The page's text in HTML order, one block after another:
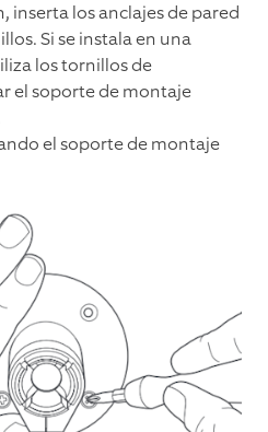
inserta los anclajes de pared
Si se instala en una
los tornillos de
el soporte de montaje
el soporte de montaje